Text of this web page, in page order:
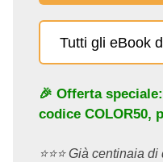
Tutti gli eBook
🎉 Offerta
codice COLOR50,
⭐️⭐️⭐️ Già centinaia